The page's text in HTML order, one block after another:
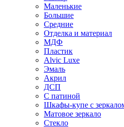
Маленькие
Большие
Средние
Отделка и материал
МДФ
Пластик
Alvic Luxe
Эмаль
Акрил
ДСП
С патиной
Шкафы-купе с
Матовое зеркало
Стекло